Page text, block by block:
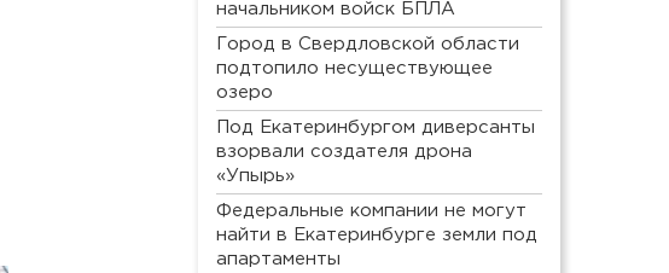
начальником войск БПЛА
Город в Свердловской области
подтопило несуществующее
озеро
Под Екатеринбургом диверсанты
взорвали создателя дрона
«Упырь»
Федеральные компании не могут
найти в Екатеринбурге земли под
апартаменты